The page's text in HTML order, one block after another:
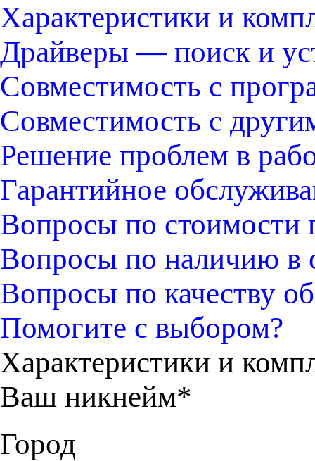
Характеристики и
Драйверы — поиск и
Совместимость с
Совместимость с
Решение проблем в
Гарантийное
Вопросы по стоимости
Вопросы по наличию в
Вопросы по качеству
Помогите с выбором?
Характеристики и
Ваш никнейм*
Город